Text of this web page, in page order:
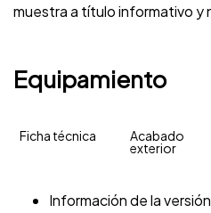
muestra a título informativo y
Equipamiento
Ficha técnica
Información de la
Acabado
exterior